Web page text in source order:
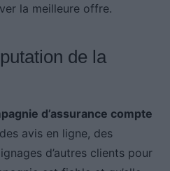
la meilleure offre.
de la
d’assurance compte
avis en ligne, des
d’autres clients pour